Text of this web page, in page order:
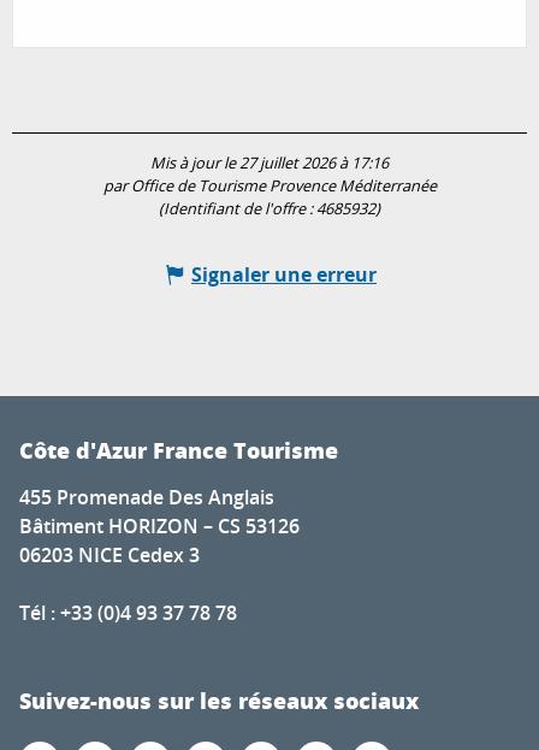
Mis à jour le 27 juillet 2026 à 17:16
par Office de Tourisme Provence Méditerranée
(Identifiant de l'offre :4685932)
Signaler une erreur
Côte d'Azur France Tourisme
455 Promenade Des Anglais
Bâtiment HORIZON – CS 53126
06203 NICE Cedex 3
Tél : +33 (0)4 93 37 78 78
Suivez-nous sur les réseaux sociaux